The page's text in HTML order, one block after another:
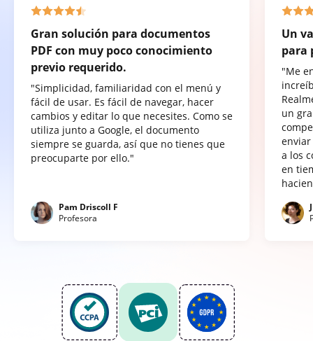
Gran solución para documentos
PDF con muy poco conocimiento
previo requerido.
"Simplicidad, familiaridad con el menú y
fácil de usar. Es fácil de navegar, hacer
cambios y editar lo que necesites. Como se
utiliza junto a Google, el documento
siempre se guarda, así que no tienes que
preocuparte por ello."
Pam Driscoll F
Profesora
Un
para
"Me
un
a los
en